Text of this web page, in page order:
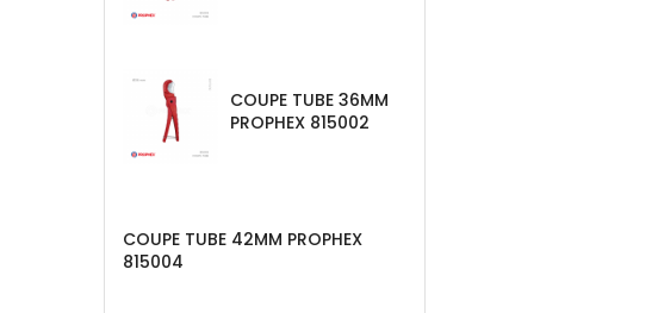
COUPE TUBE 36MM
PROPHEX 815002
COUPE TUBE 42MM PROPHEX
815004